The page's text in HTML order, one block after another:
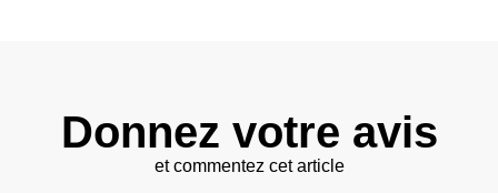
Donnez votre avis
et commentez cet article